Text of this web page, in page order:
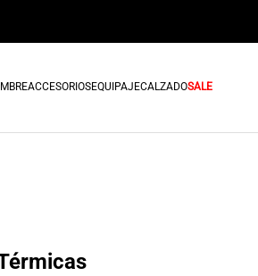
ACCESORIOSEQUIPAJECALZADOSALE